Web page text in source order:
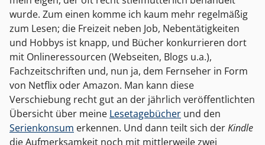
wurde. Zum einen komme ich kaum mehr regelmäßig
zum Lesen; die Freizeit neben Job, Nebentätigkeiten
und Hobbys ist knapp, und Bücher konkurrieren dort
mit Onlineressourcen (Webseiten, Blogs u.a.),
Fachzeitschriften und, nun ja, dem Fernseher in Form
von Netflix oder Amazon. Man kann diese
Verschiebung recht gut an der jährlich veröffentlichten
Übersicht über meine Lesetagebücher und den
Serienkonsum erkennen. Und dann teilt sich derKindle
die Aufmerksamkeit noch mit mittlerweile zwei